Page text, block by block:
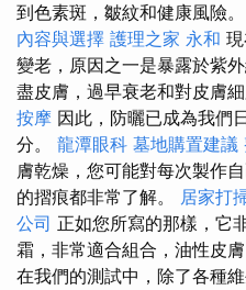
到色素斑，皺紋和健康風險。
內容與選擇 護理之家 永和
變老，原因之一是暴露於紫外
盡皮膚，過早衰老和對皮膚
按摩 因此，防曬已成為我們
分。 龍潭眼科 墓地購置建議
膚乾燥，您可能對每次製作
的摺痕都非常了解。 居家打
公司 正如您所寫的那樣，它
霜，非常適合組合，油性皮
在我們的測試中，除了各種